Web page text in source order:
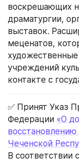
воскрешающих
драматургии,
выставок.
меценатов,
учреждений
контакте с
✅ Принят Указ
Федерации «О
Чеченской
В соответствии